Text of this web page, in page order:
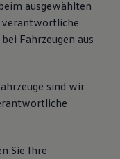
ausgewählten
verantwortliche
Fahrzeugen aus
sind wir
Sie Ihre